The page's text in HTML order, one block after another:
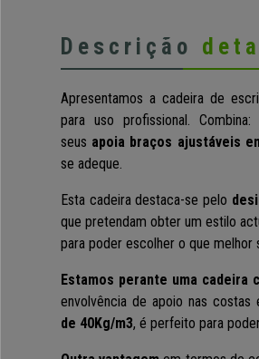
Descrição
Apresentamos a cadeira de
para uso profissional. Combina:
seus apoia braços ajustáveis
se adeque.
Esta cadeira destaca-se pelo
que pretendam obter um estilo
para poder escolher o que melhor
Estamos perante uma cadeira
envolvência de apoio nas
de 40Kg/m3, é perfeito para